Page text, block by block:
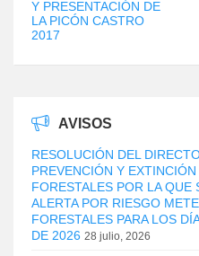
Y PRESENTACIÓN DE
LA PICÓN CASTRO
2017
AVISOS
RESOLUCIÓN DEL
PREVENCIÓN Y
FORESTALES POR LA QUE
ALERTA POR RIESGO
FORESTALES PARA LOS
DE 2026 28 julio, 2026